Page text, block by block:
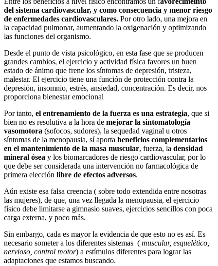
del sistema cardiovascular, y como consecuencia y menor riesgo
de enfermedades cardiovasculares. Por otro lado, una mejora en
la capacidad pulmonar, aumentando la oxigenación y optimizando
las funciones del organismo.
Desde el punto de vista psicológico, en esta fase que se producen
grandes cambios, el ejercicio y actividad física favores un buen
estado de ánimo que frene los síntomas de depresión, tristeza,
malestar. El ejercicio tiene una función de protección contra la
depresión, insomnio, estrés, ansiedad, concentración. Es decir, nos
proporciona bienestar emocional
Por tanto, el entrenamiento de la fuerza es una estrategia, que si
bien no es resolutiva a la hora de mejorar la sintomatología
vasomotora (sofocos, sudores), la sequedad vaginal u otros
síntomas de la menopausia, sí aporta beneficios complementarios
en el mantenimiento de la masa muscular, fuerza, la densidad
mineral ósea y los biomarcadores de riesgo cardiovascular, por lo
que debe ser considerada una intervención no farmacológica de
primera elección libre de efectos adversos.
Aún existe esa falsa creencia ( sobre todo extendida entre nosotras
las mujeres), de que, una vez llegada la menopausia, el ejercicio
físico debe limitarse a gimnasio suaves, ejercicios sencillos con poca
carga externa, y poco más.
Sin embargo, cada es mayor la evidencia de que esto no es así. Es
necesario someter a los diferentes sistemas ( muscular, esquelético,
nervioso, control motor) a estímulos diferentes para lograr las
adaptaciones que estamos buscando.